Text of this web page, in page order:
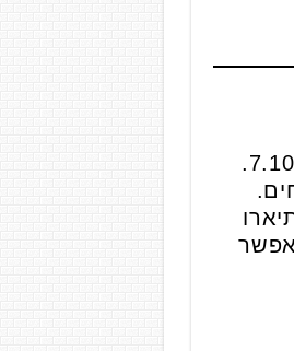
שירת כלוחם חילוץ והצלה בחטיבת החילוץ של פיקוד העורף, ונפל בקרב על הגנת בסיס זיקים ב-7.10.23.
חייהם של 90 טירונים ו-30 אזרחים.